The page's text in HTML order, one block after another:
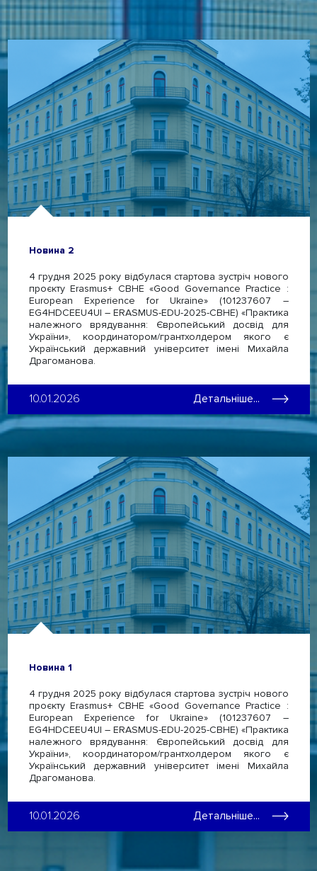
Новина 2
4 грудня 2025 року відбулася стартова зустріч нового
проєкту Erasmus+ CBHE «Good Governance Practice :
European Experience for Ukraine» (101237607 –
EG4HDCEEU4UI – ERASMUS-EDU-2025-CBHE) «Практика
належного врядування: Європейський досвід для
України», координатором/грантхолдером якого є
Український державний університет імені Михайла
Драгоманова.
10.01.2026 Детальніше...
Новина 1
4 грудня 2025 року відбулася стартова зустріч нового
проєкту Erasmus+ CBHE «Good Governance Practice :
European Experience for Ukraine» (101237607 –
EG4HDCEEU4UI – ERASMUS-EDU-2025-CBHE) «Практика
належного врядування: Європейський досвід для
України», координатором/грантхолдером якого є
Український державний університет імені Михайла
Драгоманова.
10.01.2026 Детальніше...